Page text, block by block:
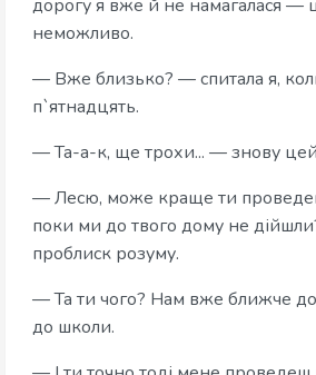
дорогу я вже й не намагалася —
неможливо.
— Вже близько? — спитала я,
п`ятнадцять.
— Та-а-к, ще трохи... — знову
— Лесю, може краще ти
поки ми до твого дому не
проблиск розуму.
— Та ти чого? Нам вже ближче
до школи.